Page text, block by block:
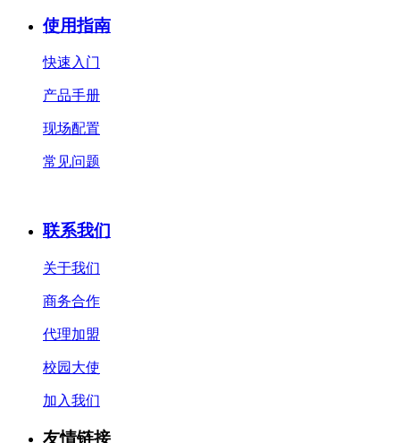
使用指南
快速入门
产品手册
现场配置
常见问题
联系我们
关于我们
商务合作
代理加盟
校园大使
加入我们
友情链接